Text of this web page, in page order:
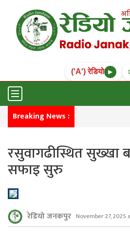
('A') रेडियो ▶
Breaking News :
रसुवागढीस्थित सुख्खा
सफाइ सुरु
रेडियो जनकपुर November 27, 2025